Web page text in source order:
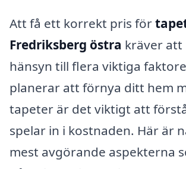
Att få ett korrekt pris för
Fredriksberg östra kräver att
hänsyn till flera viktiga
planerar att förnya ditt hem
tapeter är det viktigt att
spelar in i kostnaden. Här är
mest avgörande aspekterna